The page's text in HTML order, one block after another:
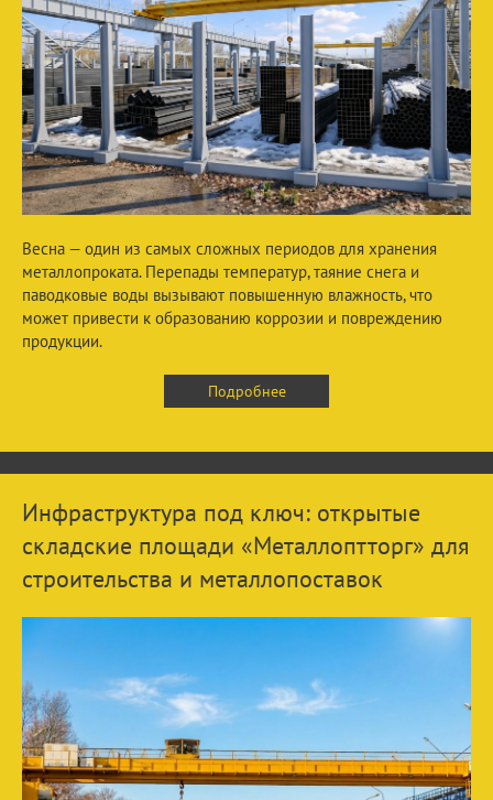
Весна — один из самых сложных периодов для хранения
металлопроката. Перепады температур, таяние снега и
паводковые воды вызывают повышенную влажность, что
может привести к образованию коррозии и повреждению
продукции.
Подробнее
Инфраструктура под ключ: открытые
складские площади «Металлоптторг» для
строительства и металлопоставок